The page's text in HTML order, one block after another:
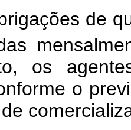
de
os
o